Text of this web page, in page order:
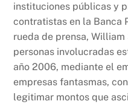
instituciones públicas y
contratistas en la Banca
rueda de prensa,
personas involucradas
año 2006, mediante el
empresas fantasmas,
legitimar montos que